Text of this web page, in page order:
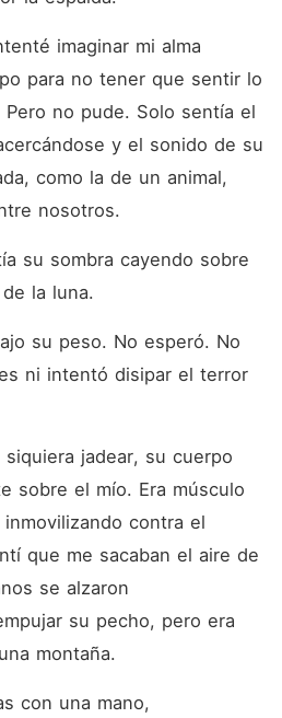
imaginar mi alma
para no tener que sentir lo
no pude. Solo sentía el
y el sonido de su
como la de un animal,
nosotros.
su sombra cayendo sobre
la luna.
su peso. No esperó. No
ni intentó disipar el terror
jadear, su cuerpo
sobre el mío. Era músculo
contra el
que me sacaban el aire de
se alzaron
su pecho, pero era
montaña.
con una mano,